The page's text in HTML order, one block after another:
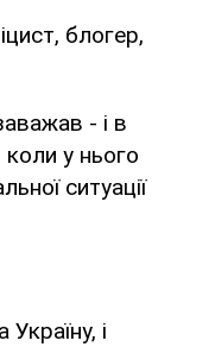
блогер,
- і в
коли у нього
ситуації
і